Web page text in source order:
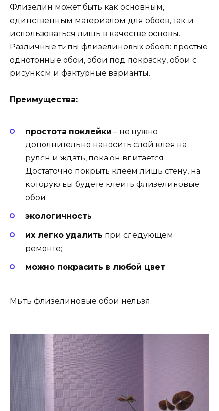
Флизелин может быть как основным,
единственным материалом для обоев, так и
использоваться лишь в качестве основы.
Различные типы флизелиновых обоев: простые
однотонные обои, обои под покраску, обои с
рисунком и фактурные варианты.
Преимущества:
простота поклейки – не нужно
дополнительно наносить слой клея на
рулон и ждать, пока он впитается.
Достаточно покрыть клеем лишь стену, на
которую вы будете клеить флизелиновые
обои
экологичность
их легко удалить при следующем
ремонте;
можно покрасить в любой цвет
Мыть флизелиновые обои нельзя.